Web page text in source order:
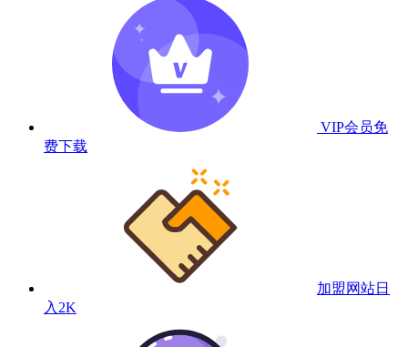
VIP会员免
费下载
加盟网站日
入2K